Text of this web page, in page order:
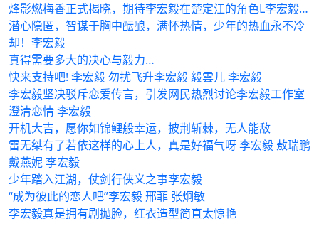
烽影燃梅香正式揭晓，期待李宏毅在楚定江的角色L李宏毅…
潜心隐匿，智谋于胸中酝酿，满怀热情，少年的热血永不冷
却！李宏毅
真得需要多大的决心与毅力…
快来支持吧! 李宏毅 勿扰飞升李宏毅 毅雲儿 李宏毅
李宏毅坚决驳斥恋爱传言，引发网民热烈讨论李宏毅工作室
澄清恋情 李宏毅
开机大吉，愿你如锦鲤般幸运，披荆斩棘，无人能敌
雷无桀有了若依这样的心上人，真是好福气呀 李宏毅 敖瑞鹏
戴燕妮 李宏毅
少年踏入江湖，仗剑行侠义之事李宏毅
“成为彼此的恋人吧”李宏毅 邢菲 张炯敏
李宏毅真是拥有剧抛脸，红衣造型简直太惊艳